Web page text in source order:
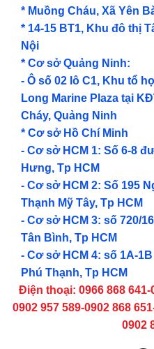
* Muồng Cháu, Xã Yên
* 14-15 BT1, Khu đô thị
Nội
* Cơ sở Quảng Ninh:
- Ô số 02 lô C1, Khu tổ
Long Marine Plaza tại
Cháy, Quảng Ninh
* Cơ sở Hồ Chí Minh
- Cơ sở HCM 1: Số 6-8
Hưng, Tp HCM
- Cơ sở HCM 2: Số 195
Thạnh Mỹ Tây, Tp HCM
- Cơ sở HCM 3: số 720/
Tân Bình, Tp HCM
- Cơ sở HCM 4: số 1A-
Phú Thạnh, Tp HCM
Điện thoại: 0966 868 641-
0902 957 589-0902 868
0902